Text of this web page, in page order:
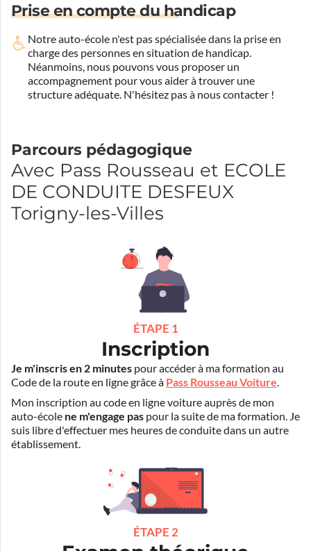
Prise en compte du handicap
Notre auto-école n'est pas spécialisée dans la prise en
charge des personnes en situation de handicap.
Néanmoins, nous pouvons vous proposer un
accompagnement pour vous aider à trouver une
structure adéquate. N'hésitez pas à nous contacter !
Parcours pédagogique
Avec Pass Rousseau et ECOLE
DE CONDUITE DESFEUX
Torigny-les-Villes
ÉTAPE 1
Inscription
Je m'inscris en 2 minutes pour accéder à ma formation au
Code de la route en ligne grâce à Pass Rousseau Voiture.
Mon inscription au code en ligne voiture auprès de mon
auto-école ne m'engage pas pour la suite de ma formation. Je
suis libre d'effectuer mes heures de conduite dans un autre
établissement.
ÉTAPE 2